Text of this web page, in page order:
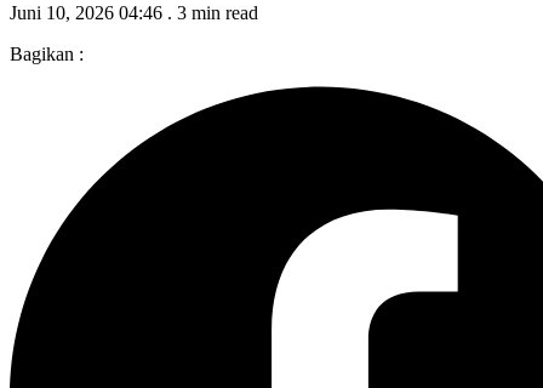
Juni 10, 2026 04:46 . 3 min read
Bagikan :